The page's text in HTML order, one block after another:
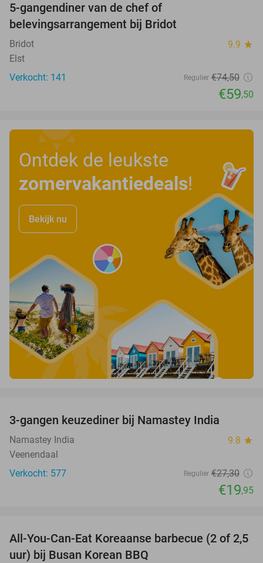
5-gangendiner van de chef of
belevingsarrangement bij Bridot
Bridot 9.9 star
Elst
Verkocht: 141
Regulier €74,50
€59,50
Ontdek de leukste
zomervakantiedeals!
Bekijk nu
3-gangen keuzediner bij Namastey India
Namastey India 9.8 star
Veenendaal
Verkocht: 577
Regulier €27,30
€19,95
30%
All-You-Can-Eat Koreaanse barbecue (2 of 2,5
uur) bij Busan Korean BBQ